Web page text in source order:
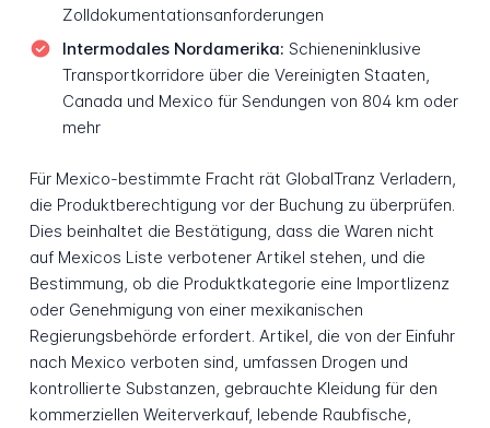
Zolldokumentationsanforderungen
Intermodales Nordamerika: Schieneninklusive
Transportkorridore über die Vereinigten Staaten,
Canada und Mexico für Sendungen von 804 km oder
mehr
Für Mexico-bestimmte Fracht rät GlobalTranz Verladern,
die Produktberechtigung vor der Buchung zu überprüfen.
Dies beinhaltet die Bestätigung, dass die Waren nicht
auf Mexicos Liste verbotener Artikel stehen, und die
Bestimmung, ob die Produktkategorie eine Importlizenz
oder Genehmigung von einer mexikanischen
Regierungsbehörde erfordert. Artikel, die von der Einfuhr
nach Mexico verboten sind, umfassen Drogen und
kontrollierte Substanzen, gebrauchte Kleidung für den
kommerziellen Weiterverkauf, lebende Raubfische,